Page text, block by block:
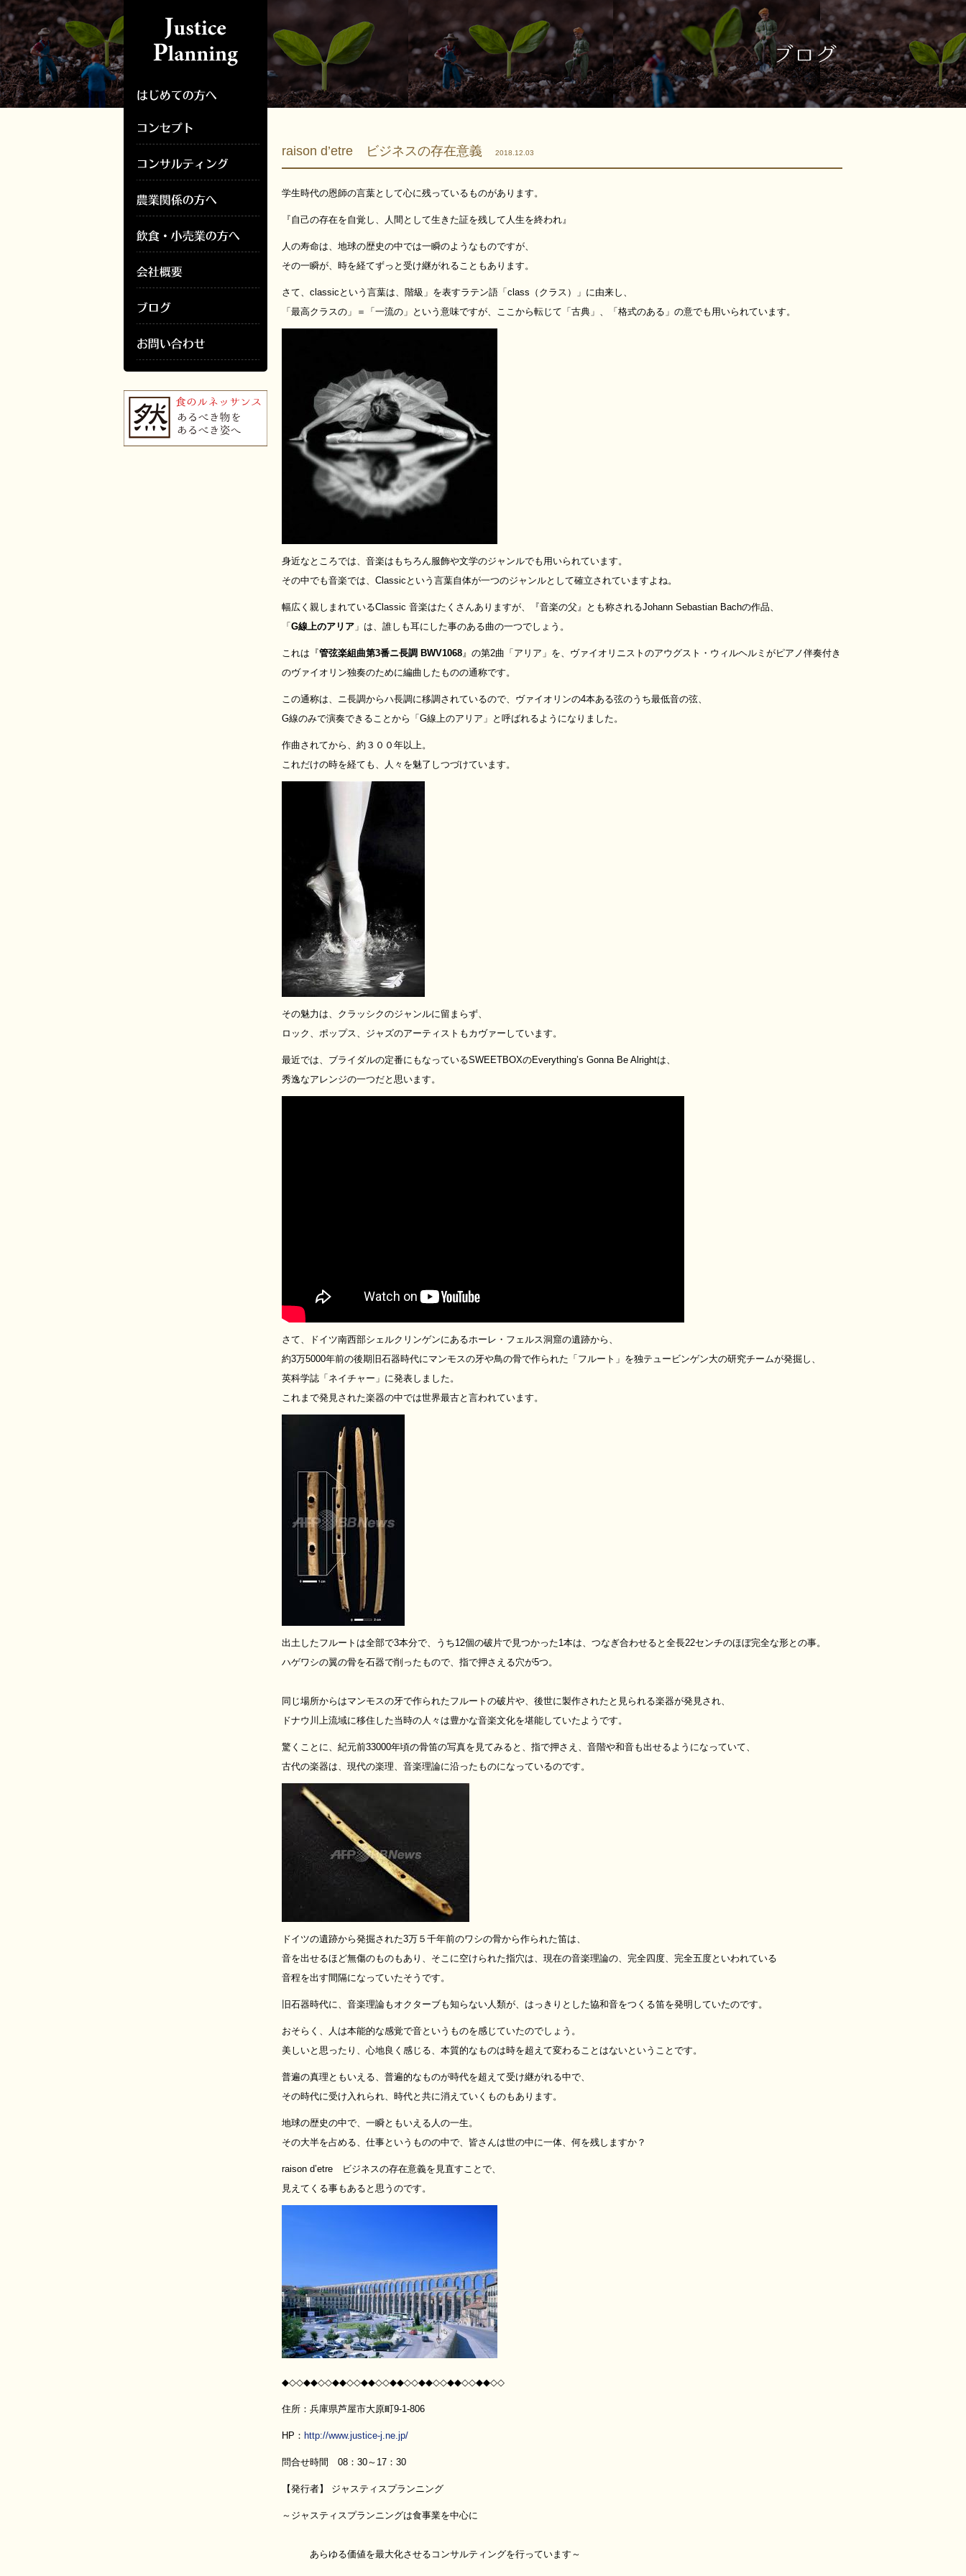
raison d’etre ビジネスの存在意義 2018.12.03
学生時代の恩師の言葉として心に残っているものがあります。
『自己の存在を自覚し、人間として生きた証を残して人生を終われ』
人の寿命は、地球の歴史の中では一瞬のようなものですが、
その一瞬が、時を経てずっと受け継がれることもあります。
さて、classicという言葉は、階級」を表すラテン語「class（クラス）」に由来し、
「最高クラスの」＝「一流の」という意味ですが、ここから転じて「古典」、「格式のある」の意でも用いられています。
身近なところでは、音楽はもちろん服飾や文学のジャンルでも用いられています。
その中でも音楽では、Classicという言葉自体が一つのジャンルとして確立されていますよね。
幅広く親しまれているClassic 音楽はたくさんありますが、『音楽の父』とも称されるJohann Sebastian Bachの作品、
「 G線上のアリア 」は、誰しも耳にした事のある曲の一つでしょう。
これは『管弦楽組曲第3番ニ長調 BWV1068』の第2曲「アリア」を、ヴァイオリニストのアウグスト・ウィルヘルミがピアノ伴奏付き
のヴァイオリン独奏のために編曲したものの通称です。
この通称は、ニ長調からハ長調に移調されているので、ヴァイオリンの4本ある弦のうち最低音の弦、
G線のみで演奏できることから「G線上のアリア」と呼ばれるようになりました。
作曲されてから、約３００年以上。
これだけの時を経ても、人々を魅了しつづけています。
その魅力は、クラッシクのジャンルに留まらず、
ロック、ポップス、ジャズのアーティストもカヴァーしています。
最近では、ブライダルの定番にもなっているSWEETBOXのEverything’s Gonna Be Alrightは、
秀逸なアレンジの一つだと思います。
さて、ドイツ南西部シェルクリンゲンにあるホーレ・フェルス洞窟の遺跡から、
約3万5000年前の後期旧石器時代にマンモスの牙や鳥の骨で作られた「フルート」を独テュービンゲン大の研究チームが発掘し、
英科学誌「ネイチャー」に発表しました。
これまで発見された楽器の中では世界最古と言われています。
出土したフルートは全部で3本分で、うち12個の破片で見つかった1本は、つなぎ合わせると全長22センチのほぼ完全な形との事。
ハゲワシの翼の骨を石器で削ったもので、指で押さえる穴が5つ。
同じ場所からはマンモスの牙で作られたフルートの破片や、後世に製作されたと見られる楽器が発見され、
ドナウ川上流域に移住した当時の人々は豊かな音楽文化を堪能していたようです。
驚くことに、紀元前33000年頃の骨笛の写真を見てみると、指で押さえ、音階や和音も出せるようになっていて、
古代の楽器は、現代の楽理、音楽理論に沿ったものになっているのです。
ドイツの遺跡から発掘された3万５千年前のワシの骨から作られた笛は、
音を出せるほど無傷のものもあり、そこに空けられた指穴は、現在の音楽理論の、完全四度、完全五度といわれている
音程を出す間隔になっていたそうです。
旧石器時代に、音楽理論もオクターブも知らない人類が、はっきりとした協和音をつくる笛を発明していたのです。
おそらく、人は本能的な感覚で音というものを感じていたのでしょう。
美しいと思ったり、心地良く感じる、本質的なものは時を超えて変わることはないということです。
普遍の真理ともいえる、普遍的なものが時代を超えて受け継がれる中で、
その時代に受け入れられ、時代と共に消えていくものもあります。
地球の歴史の中で、一瞬ともいえる人の一生。
その大半を占める、仕事というものの中で、皆さんは世の中に一体、何を残しますか？
raison d’etre ビジネスの存在意義を見直すことで、
見えてくる事もあると思うのです。
◆◇◇◆◆◇◇◆◆◇◇◆◆◇◇◆◆◇◇◆◆◇◇◆◆◇◇◆◆◇◇
住所：兵庫県芦屋市大原町9-1-806
HP： http://www.justice-j.ne.jp/
問合せ時間 08：30～17：30
【発行者】 ジャスティスプランニング
～ジャスティスプランニングは食事業を中心に
あらゆる価値を最大化させるコンサルティングを行っています～